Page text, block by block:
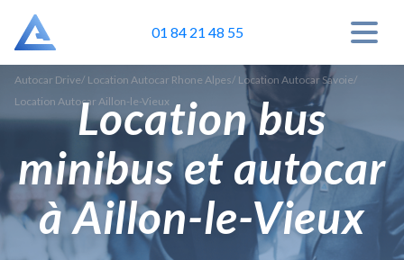
01 84 21 48 55
Autocar Drive/ Location Autocar Rhone Alpes/ Location Autocar Savoie/
Location Autocar Aillon-le-Vieux
Location bus
minibus et autocar
à Aillon-le-Vieux